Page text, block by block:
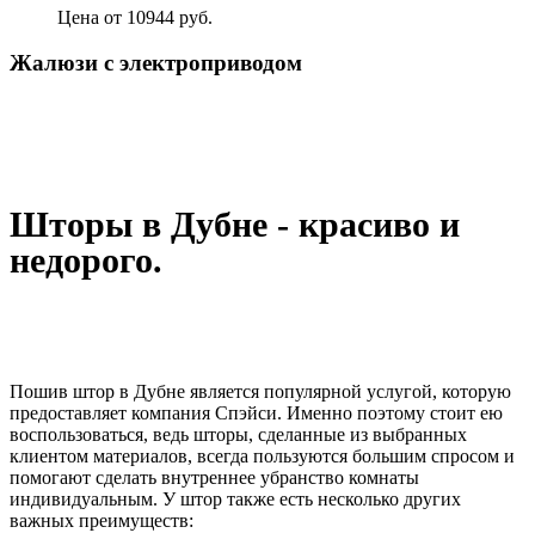
Цена от 10944 руб.
Жалюзи с электроприводом
Шторы в Дубне - красиво и
недорого.
Пошив штор в Дубне является популярной услугой, которую
предоставляет компания Спэйси. Именно поэтому стоит ею
воспользоваться, ведь шторы, сделанные из выбранных
клиентом материалов, всегда пользуются большим спросом и
помогают сделать внутреннее убранство комнаты
индивидуальным. У штор также есть несколько других
важных преимуществ: